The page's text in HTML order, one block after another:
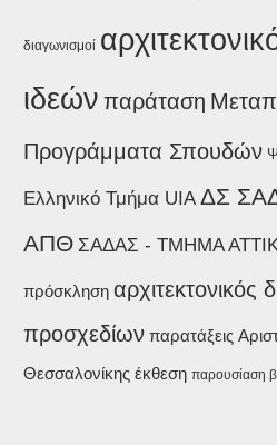
διαγωνισμοί
ιδεών παράταση
Προγράμματα Σπουδών
Ελληνικό Τμήμα UIA ΔΣ
ΑΠΘ ΣΑΔΑΣ - ΤΜΗΜΑ
πρόσκληση αρχιτεκτονικός
προσχεδίων παρατάξεις
Θεσσαλονίκης έκθεση παρουσίαση